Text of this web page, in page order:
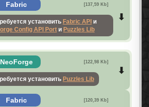
Fabric [137,59 Kb]
установить Fabric API и
Config API Port и Puzzles Lib
NeoForge [122,98 Kb]
установить Puzzles Lib
Fabric [120,39 Kb]